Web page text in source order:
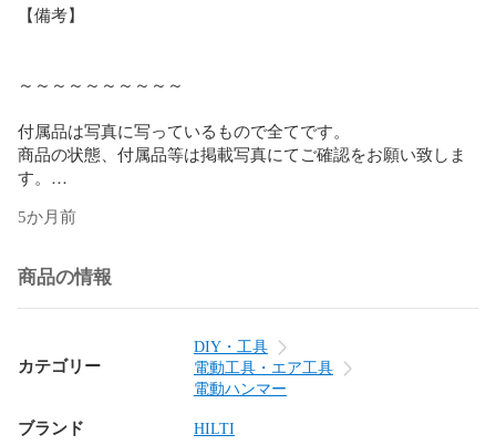
【備考】
～～～～～～～～～～
付属品は写真に写っているもので全てです。
商品の状態、付属品等は掲載写真にてご確認をお願い致しま
す。
出品されている商品には、店頭にて展示・併売している商品
併売のタイミングにより在庫切れとなってしまう場合もござ
いますのでご了承ください。
商品が到着したらすぐに受取評価はせず、内容や動作に不備
がないかご確認ください。
取引メッセージにてご連絡をお願い致します。
5か月前
商品の情報
カテゴリー
DIY・工具
電動工具・エア工具
電動ハンマー
ブランド HILTI